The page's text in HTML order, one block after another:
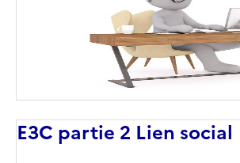
E3C partie 2 Lien social